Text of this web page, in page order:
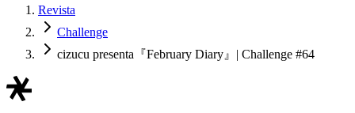
Revista
Challenge
cizucu presenta『February Diary』| Challenge #64